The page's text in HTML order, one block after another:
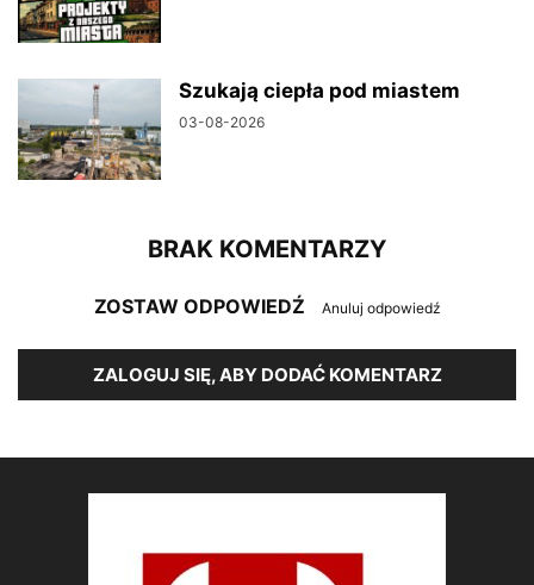
Szukają ciepła pod miastem
03-08-2026
BRAK KOMENTARZY
ZOSTAW ODPOWIEDŹ Anuluj odpowiedź
ZALOGUJ SIĘ, ABY DODAĆ KOMENTARZ